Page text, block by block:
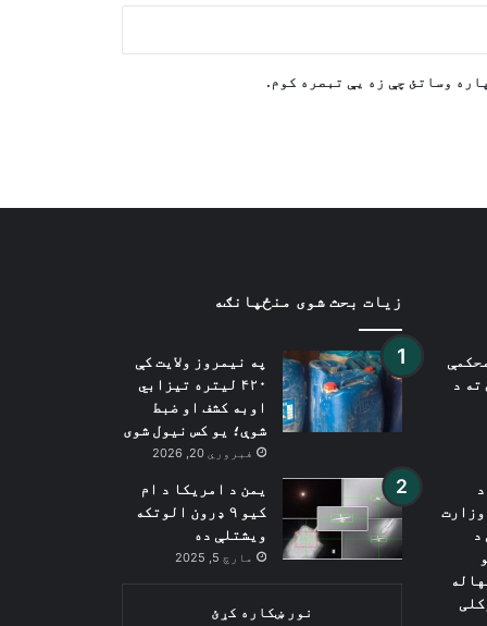
اوچا: افغانستان لا هم د نړۍ له یو
له لویو بشري بحرانونو سره مخ دی
وساتئ چې زه یې تبصره کوم.
ته د
د
زیات بحث شوی منځپانګه
په نیمروز ولایت کې
۴۲۰ لیتره تیزابي
اوبه کشف او ضبط
شوې؛ یو کس نیول شوی
فبروري 20, 2026
یمن د امریکا د ام
کیو ٩ ډرون الوتکه
ویشتلې ده
مارچ 5, 2025
نور ښکاره کړئ